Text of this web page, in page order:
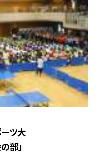
ツ大
」